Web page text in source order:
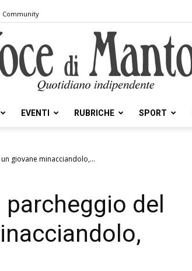
Community
Voce
EVENTI RUBRICHE SPORT
giovane minacciandolo,...
del